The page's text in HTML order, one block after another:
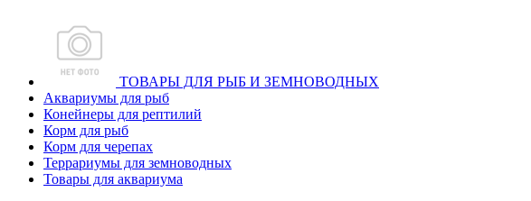
ТОВАРЫ ДЛЯ РЫБ И ЗЕМНОВОДНЫХ
Аквариумы для рыб
Конейнеры для рептилий
Корм для рыб
Корм для черепах
Террариумы для земноводных
Товары для аквариума